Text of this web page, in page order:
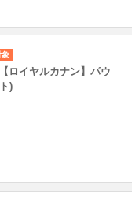
ロイヤルカナン】パウ
)